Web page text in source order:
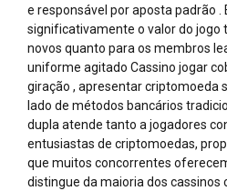
e responsável por aposta padrão
significativamente o valor do jogo
novos quanto para os membros
uniforme agitado Cassino jogar
giração , apresentar criptomoeda
lado de métodos bancários
dupla atende tanto a jogadores
entusiastas de criptomoedas,
que muitos concorrentes
distingue da maioria dos cassinos